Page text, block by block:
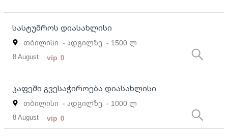
სასტუმროს დიასახლისი
თბილისი - ადგილზე - 1500 ლ
8 August vip 0
კაფეში გვესაჭიროება დიასახლისი
თბილისი - ადგილზე - 1000 ლ
8 August vip 0